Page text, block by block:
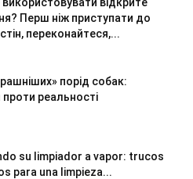
Перш ніж приступати до
переконайтеся,...
порід собак:
проти реальності
su limpiador a vapor: trucos
para una limpieza...